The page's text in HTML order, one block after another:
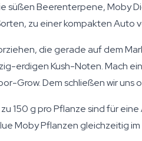
süßen Beerenterpene, Moby
zu einer kompakten Auto
die gerade auf dem
erdigen Kush-Noten. Mach
Grow. Dem schließen wir uns
150 g pro Pflanze sind für
Pflanzen gleichzeitig